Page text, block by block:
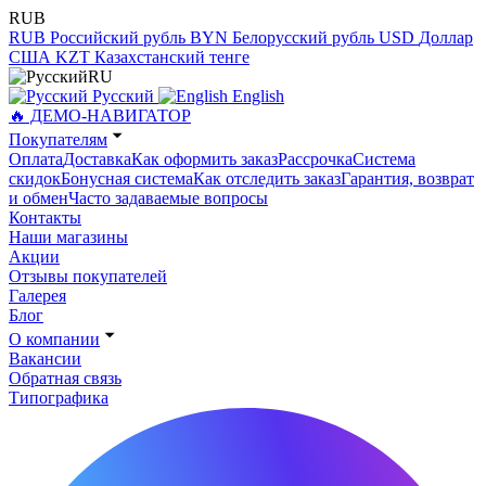
RUB
RUB Российский рубль BYN Белорусский рубль USD Доллар
США KZT Казахстанский тенге
RU
Русский
English
🔥 ДЕМО-НАВИГАТОР
Покупателям
ОплатаДоставкаКак оформить заказРассрочкаСистема
скидокБонусная системаКак отследить заказГарантия, возврат
и обменЧасто задаваемые вопросы
Контакты
Наши магазины
Акции
Отзывы покупателей
Галерея
Блог
О компании
Вакансии
Обратная связь
Типографика